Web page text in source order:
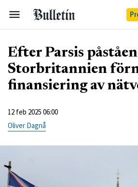
Efter Parsis
Storbritannien
finansiering av
12 feb 2025 06:00
Oliver Dagnå